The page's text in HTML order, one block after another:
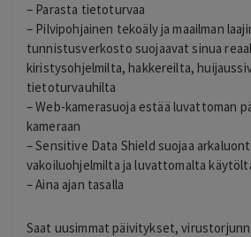
– Parasta tietoturvaa
– Pilvipohjainen tekoäly ja maailman
tunnistusverkosto suojaavat sinua
kiristysohjelmilta, hakkereilta,
tietoturvauhilta
– Web-kamerasuoja estää luvattoman
kameraan
– Sensitive Data Shield suojaa
vakoiluohjelmilta ja luvattomalta
– Aina ajan tasalla
Saat uusimmat päivitykset,